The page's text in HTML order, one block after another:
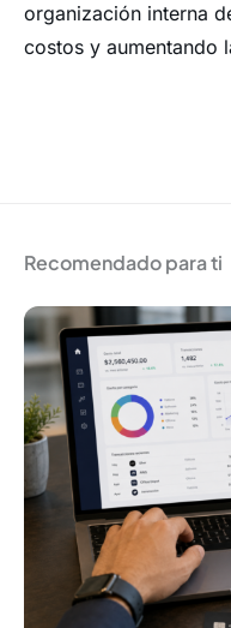
organización interna
costos y aumentando
Recomendado para ti